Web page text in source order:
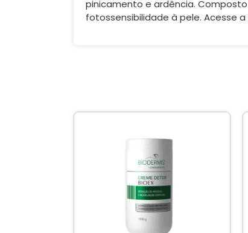
pinicamento e ardência.
fotossensibilidade à pele. Acesse